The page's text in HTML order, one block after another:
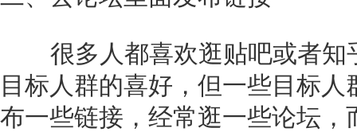
很多人都喜欢逛贴吧或者
目标人群的喜好，但一些目标
布一些链接，经常逛一些论坛